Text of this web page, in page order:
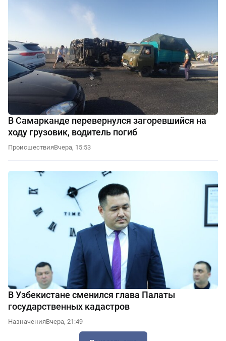
В Самарканде перевернулся загоревшийся на
ходу грузовик, водитель погиб
ПроисшествияВчера, 15:53
В Узбекистане сменился глава Палаты
государственных кадастров
НазначенияВчера, 21:49